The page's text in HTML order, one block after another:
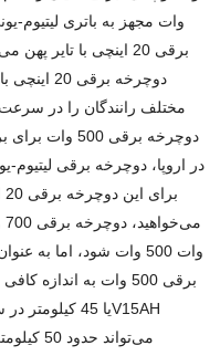
مختلف رانندگان را در
دوچرخه برقی
وات 500 وات شود، اما